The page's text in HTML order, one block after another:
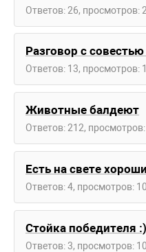
Ответов: 26, просмотров:
Разговор с
Ответов: 13, просмотров:
Животные балдеют
Ответов: 212,
Есть на свете
Ответов: 4, просмотров:
Стойка победителя :)
Ответов: 3, просмотров: